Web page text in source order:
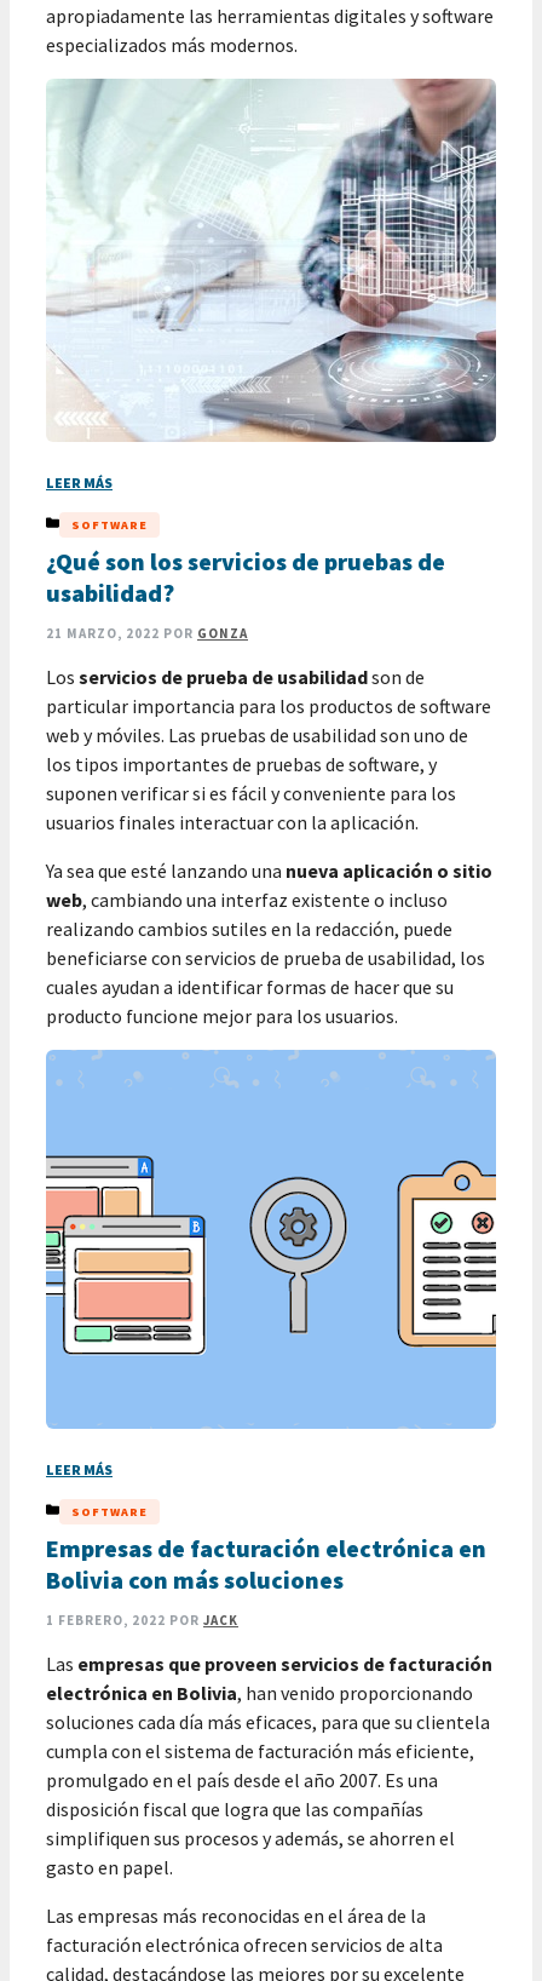
apropiadamente las herramientas digitales y software
especializados más modernos.
LEER MÁS
CATEGORÍAS
SOFTWARE
¿Qué son los servicios de pruebas de
usabilidad?
21 MARZO, 2022 POR GONZA
Los servicios de prueba de usabilidadson de
particular importancia para los productos de software
web y móviles. Las pruebas de usabilidad son uno de
los tipos importantes de pruebas de software, y
suponen verificar si es fácil y conveniente para los
usuarios finales interactuar con la aplicación.
Ya sea que esté lanzando una nueva aplicación o sitio
web, cambiando una interfaz existente o incluso
realizando cambios sutiles en la redacción, puede
beneficiarse con servicios de prueba de usabilidad, los
cuales ayudan a identificar formas de hacer que su
producto funcione mejor para los usuarios.
LEER MÁS
CATEGORÍAS
SOFTWARE
Empresas de facturación electrónica en
Bolivia con más soluciones
1 FEBRERO, 2022 POR JACK
Las empresas que proveen servicios de facturación
electrónica en Bolivia, han venido proporcionando
soluciones cada día más eficaces, para que su clientela
cumpla con el sistema de facturación más eficiente,
promulgado en el país desde el año 2007. Es una
disposición fiscal que logra que las compañías
simplifiquen sus procesos y además, se ahorren el
gasto en papel.
Las empresas más reconocidas en el área de la
facturación electrónica ofrecen servicios de alta
calidad, destacándose las mejores por su excelente